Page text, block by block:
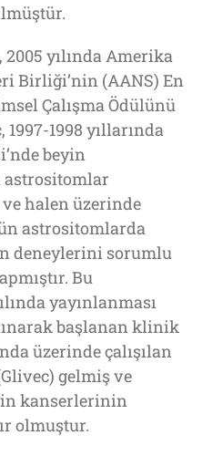
yılında Amerika
Birliği’nin (AANS) En
Çalışma Ödülünü
1997-1998 yıllarında
beyin
ve halen üzerinde
astrositomlarda
deneylerini sorumlu
Bu
yayınlanması
başlanan klinik
üzerinde çalışılan
gelmiş ve
kanserlerinin
olmuştur.